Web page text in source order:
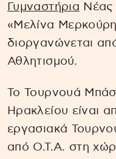
Γυμναστήρια Νέας
«Μελίνα
διοργανώνεται
Αθλητισμού.
Το Τουρνουά
Ηρακλείου είναι
εργασιακά
από Ο.Τ.Α. στη